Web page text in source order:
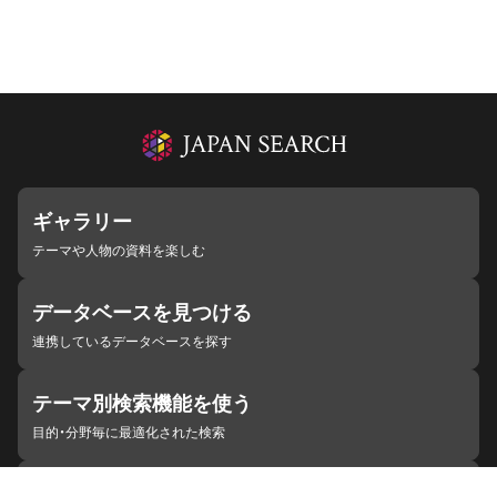
ギャラリー
テーマや人物の資料を楽しむ
データベースを見つける
連携しているデータベースを探す
テーマ別検索機能を使う
目的・分野毎に最適化された検索